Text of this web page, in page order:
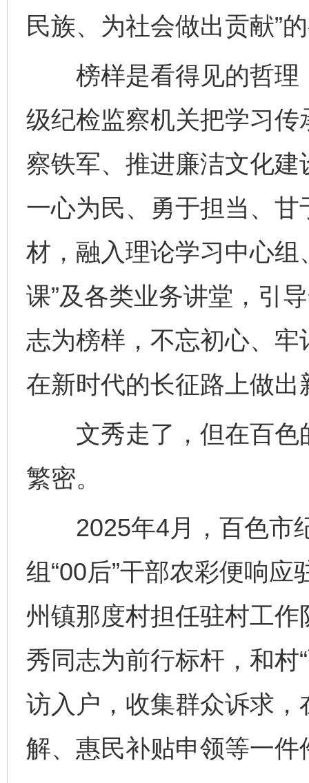
民族、为社会做出贡献”
榜样是看得见的哲理
级纪检监察机关把学习
察铁军、推进廉洁文化
一心为民、勇于担当、
材，融入理论学习中心组
课”及各类业务讲堂，引
志为榜样，不忘初心、
在新时代的长征路上做出
文秀走了，但在百色
繁密。
2025年4月，百色市
组“00后”干部农彩便响
州镇那度村担任驻村工
秀同志为前行标杆，和村
访入户，收集群众诉求
解、惠民补贴申领等一